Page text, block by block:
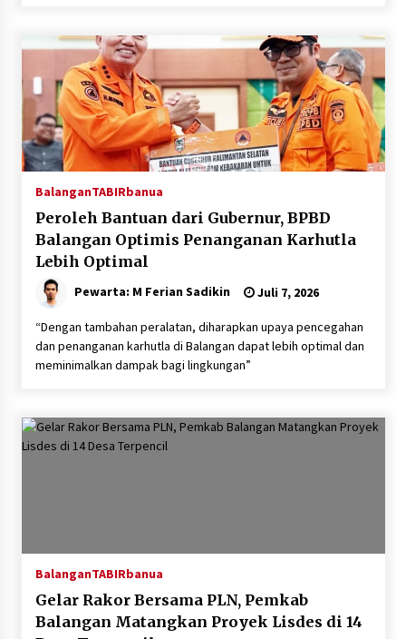
BalanganTABIRbanua
Peroleh Bantuan dari Gubernur, BPBD
Balangan Optimis Penanganan Karhutla
Lebih Optimal
Pewarta: M Ferian Sadikin Juli 7, 2026
“Dengan tambahan peralatan, diharapkan upaya pencegahan
dan penanganan karhutla di Balangan dapat lebih optimal dan
meminimalkan dampak bagi lingkungan”
BalanganTABIRbanua
Gelar Rakor Bersama PLN, Pemkab
Balangan Matangkan Proyek Lisdes di 14